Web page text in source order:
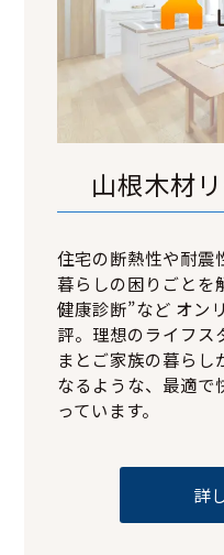
山根木材
住宅の断熱性や耐
暮らしの困りごとを
健康診断”など オン
評。理想のライフス
まとご家族の暮らし
なるような、最適で
っています。
詳